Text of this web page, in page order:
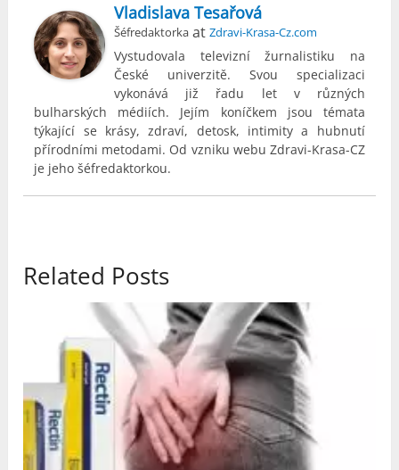
Vladislava Tesařová
Šéfredaktorka atZdravi-Krasa-Cz.com
Vystudovala televizní žurnalistiku na
České univerzitě. Svou specializaci
vykonává již řadu let v různých
bulharských médiích. Jejím koníčkem jsou témata
týkající se krásy, zdraví, detosk, intimity a hubnutí
přírodními metodami. Od vzniku webu Zdravi-Krasa-CZ
je jeho šéfredaktorkou.
Related Posts